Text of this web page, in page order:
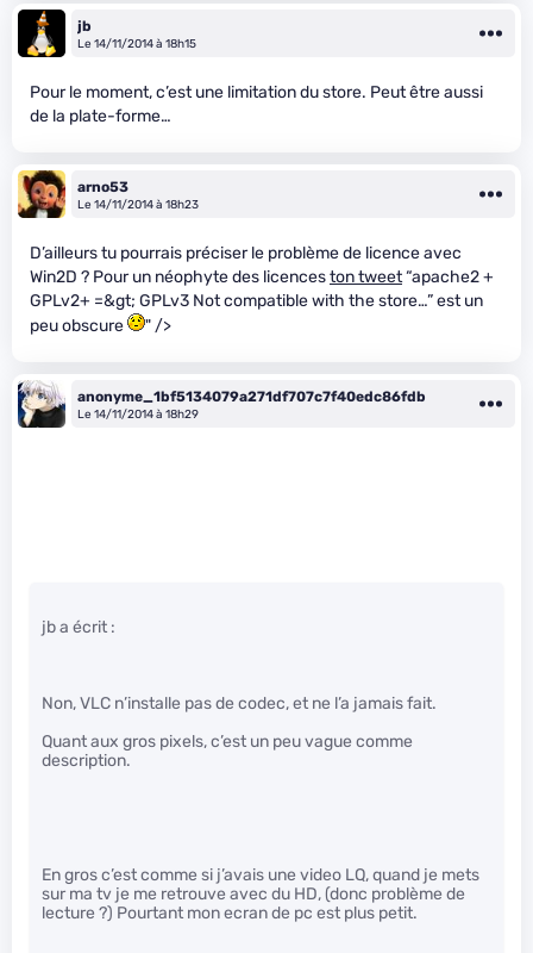
jb
Le 14/11/2014 à 18h15
Pour le moment, c’est une limitation du store. Peut être aussi
de la plate-forme…
arno53
Le 14/11/2014 à 18h23
D’ailleurs tu pourrais préciser le problème de licence avec
Win2D ? Pour un néophyte des licenceston tweet“apache2 +
GPLv2+ =&gt; GPLv3 Not compatible with the store…” est un
peu obscure
" />
anonyme_1bf5134079a271df707c7f40edc86fdb
Le 14/11/2014 à 18h29
jb a écrit :
Non, VLC n’installe pas de codec, et ne l’a jamais fait.
Quant aux gros pixels, c’est un peu vague comme
description.
En gros c’est comme si j’avais une video LQ, quand je mets
sur ma tv je me retrouve avec du HD, (donc problème de
lecture ?) Pourtant mon ecran de pc est plus petit.